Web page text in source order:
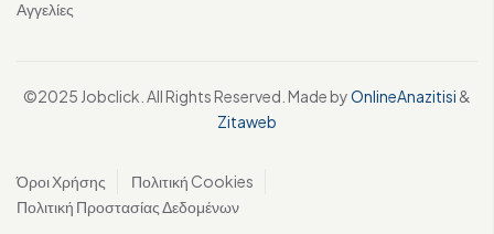
Αγγελίες
©2025 Jobclick. All Rights Reserved. Made byOnlineAnazitisi &
Zitaweb
Όροι Χρήσης
Πολιτική Cookies
Πολιτική Προστασίας Δεδομένων